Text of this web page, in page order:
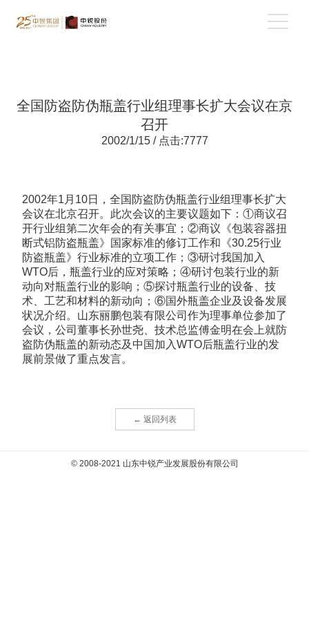
全国防盗防伪瓶盖行业组理事长扩大会议在京
召开
2002/1/15 / 点击:7777
2002年1月10日，全国防盗防伪瓶盖行业组理事长扩大
会议在北京召开。此次会议的主要议题如下：①商议召
开行业组第二次年会的有关事宜；②商议《包装容器扭
断式铝防盗瓶盖》国家标准的修订工作和《30.25行业
防盗瓶盖》行业标准的立项工作；③研讨我国加入
WTO后，瓶盖行业的应对策略；④研讨包装行业的新
动向对瓶盖行业的影响；⑤探讨瓶盖行业的设备、技
术、工艺和材料的新动向；⑥国外瓶盖企业及设备发展
状况介绍。山东丽鹏包装有限公司作为理事单位参加了
会议，公司董事长孙世尧、技术总监傅金明在会上就防
盗防伪瓶盖的新动态及中国加入WTO后瓶盖行业的发
展前景做了重点发言。
← 返回列表
© 2008-2021 山东中锐产业发展股份有限公司